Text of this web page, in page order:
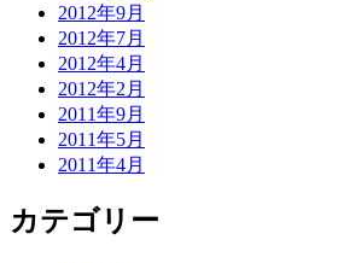
2012年9月
2012年7月
2012年4月
2012年2月
2011年9月
2011年5月
2011年4月
カテゴリー